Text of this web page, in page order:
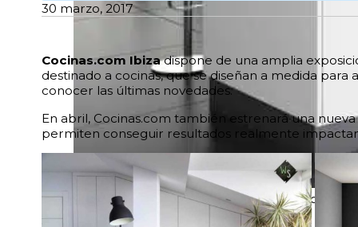
Cocinas.com dispone de un área de
30 marzo, 2017
Cocinas.com Ibizadispone de una amplia
destinado a cocinas, que se diseñan a medida
conocer las últimas novedades.
En abril, Cocinas.com también estrenará una
permiten conseguir resultados realmente